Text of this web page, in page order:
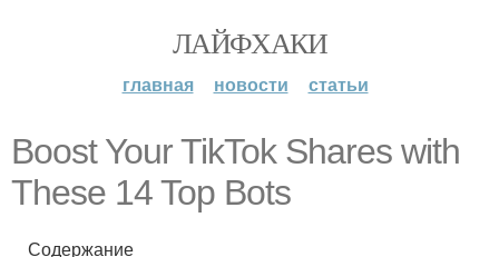
ЛАЙФХАКИ
главная новости статьи
Boost Your TikTok Shares with
These 14 Top Bots
Содержание